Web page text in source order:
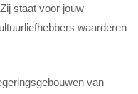
staat voor jouw
waarderen
van